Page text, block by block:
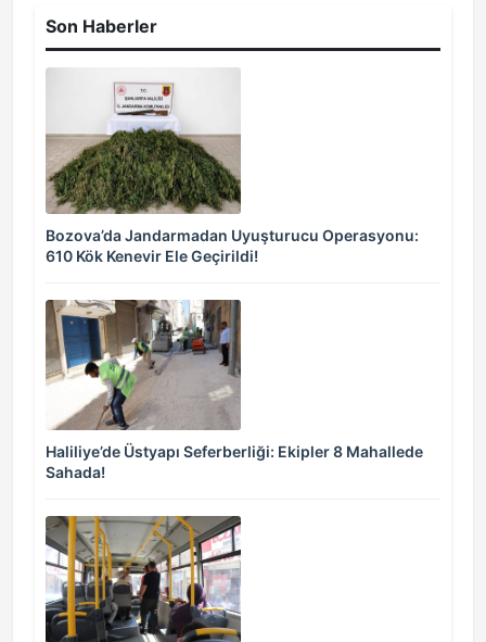
Son Haberler
Bozova’da Jandarmadan Uyuşturucu Operasyonu:
610 Kök Kenevir Ele Geçirildi!
Haliliye’de Üstyapı Seferberliği: Ekipler 8 Mahallede
Sahada!